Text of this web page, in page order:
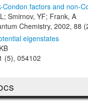
factors and non-
Smirnov, YF; Frank, A
Chemistry, 2002, 88
eigenstates
(5), 054102